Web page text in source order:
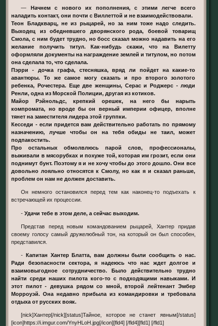
Начнем с нового их пополнения, с этими легче всего
наладить контакт, они почти с Виллеттой и не взаимодействовали.
Теон Бладкварц, не из рыцарей, но за ним тоже надо следить.
Выходец из обедневшего дворянского рода, боевой товарищ
Смола, с ним будет трудно, но босс сказал можно надавить на его
желание получить титул. Как-нибудь скажи, что на Вилетту
оформляли документы на награждение землей и титулом, но потом
она сделала то, что сделала.
Пэрри - дочка графа, стесняшка, вряд ли пойдет на какие-то
авантюры. То же самое могу сказать и про второго золотого
ребенка, Рочестера. Еще две женщины, Серас и Роджерс - люди
Ренли, одна из Морской Полиции, другая из котиков.
Майор Рэйнольдс, крепкий орешек, на него бы нарыть
компромата, но вроде бы он верный империи офицер, вполне
тянет на заместителя лидера этой группки.
Кесседи - если придется вам действительно работать по прямому
назначению, лучше чтобы он на тебя обиды не таил, может
подпакостить.
Про остальных обмолвлюсь парой слов, профессионалы,
выживали в мясорубках и похуже той, которая им грозит, если они
поднимут бунт. Поэтому я и не хочу чтобы до этого дошло. Они все
довольно лояльно относятся к Смолу, но как я и сказал раньше,
проблем он нам не должен доставить.
Он немного остановился перед тем как наконец-то подъехать к
встречающей их процессии.
-Удачи тебе в этом деле, а сейчас выходим.
Представ перед новым командованием рыцарей, Хантер придав
своему голосу самый дружелюбный тон, на который он был способен,
представился.
-Капитан Хантер Блатта, вам должны были сообщить о нас.
Ради безопасности сектора, я надеюсь что нас ждет долгое и
взаимовыгодное сотрудничество. Было действительно трудно
найти среди наших пилота кого-то с подходящими навыками. И
этот пилот - девушка рядом со мной, второй лейтенант Эмбер
Морроуэй. Она недавно прибыла из командировки и требовала
отдыха от русских вояк.
[nick]Хантер[/nick][status]Тайное, которое не станет явным[/status]
[icon]https://i.imgur.com/YnyHLoH.jpg[/icon][fld4] [/fld4][fld1] [/fld1]